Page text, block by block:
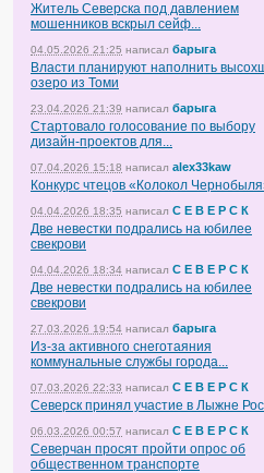
Житель Северска под давлением
мошенников вскрыл сейф...
04.05.2026 21:25 написал барыга
Власти планируют наполнить
озеро из Томи
23.04.2026 21:39 написал барыга
Стартовало голосование по выбору
дизайн-проектов для...
07.04.2026 15:18 написал alex33kaw
Конкурс чтецов «Колокол
04.04.2026 18:35 написал С Е В Е Р С К
Две невестки подрались на юбилее
свекрови
04.04.2026 18:34 написал С Е В Е Р С К
Две невестки подрались на юбилее
свекрови
27.03.2026 19:54 написал барыга
Из-за активного снеготаяния
коммунальные службы города...
07.03.2026 22:33 написал С Е В Е Р С К
Северск принял участие в Лыжне
06.03.2026 00:57 написал С Е В Е Р С К
Северчан просят пройти опрос об
общественном транспорте